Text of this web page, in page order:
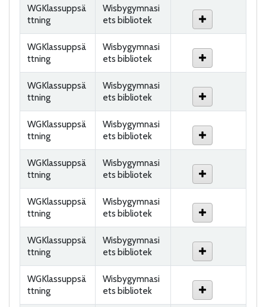
WGKlassuppsä
ttning
Wisbygymnasi
ets bibliotek
WGKlassuppsä
ttning
Wisbygymnasi
ets bibliotek
WGKlassuppsä
ttning
Wisbygymnasi
ets bibliotek
WGKlassuppsä
ttning
Wisbygymnasi
ets bibliotek
WGKlassuppsä
ttning
Wisbygymnasi
ets bibliotek
WGKlassuppsä
ttning
Wisbygymnasi
ets bibliotek
WGKlassuppsä
ttning
Wisbygymnasi
ets bibliotek
WGKlassuppsä
ttning
Wisbygymnasi
ets bibliotek